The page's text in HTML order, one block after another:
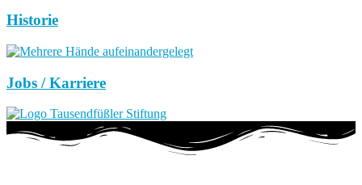
Historie
Jobs / Karriere